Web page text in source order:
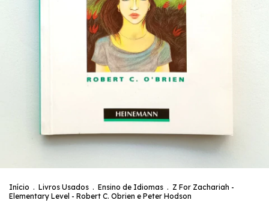
Início . Livros Usados . Ensino de Idiomas . Z For Zachariah -
Elementary Level - Robert C. Obrien e Peter Hodson